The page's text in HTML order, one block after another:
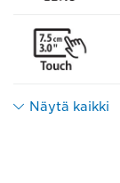
Näytä kaikki